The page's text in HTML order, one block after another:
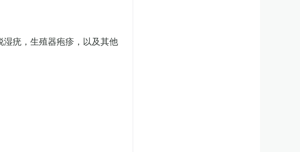
疣，生殖器疱疹，以及其他